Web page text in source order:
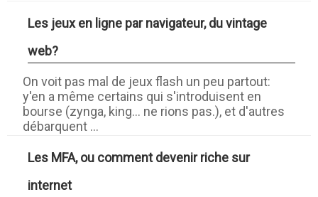
Les jeux en ligne par navigateur, du vintage
web?
On voit pas mal de jeux flash un peu partout:
y'en a même certains qui s'introduisent en
bourse (zynga, king... ne rions pas.), et d'autres
débarquent ...
Les MFA, ou comment devenir riche sur
internet